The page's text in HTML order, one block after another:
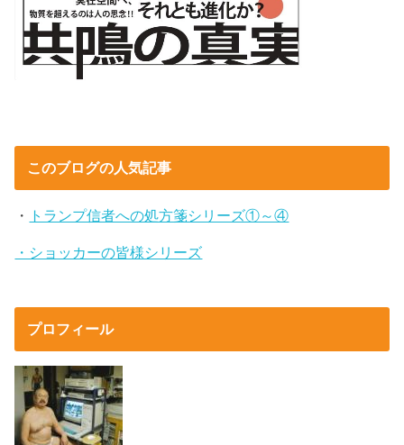
このブログの人気記事
・ トランプ信者への処方箋シリーズ①～④
・ショッカーの皆様シリーズ
プロフィール